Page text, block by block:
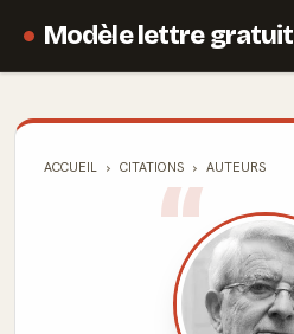
Modèle lettre gratuit
ACCUEIL CITATIONS AUTEURS